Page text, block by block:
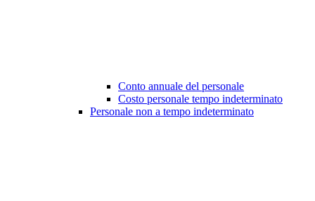
Conto annuale del personale
Costo personale tempo indeterminato
Personale non a tempo indeterminato